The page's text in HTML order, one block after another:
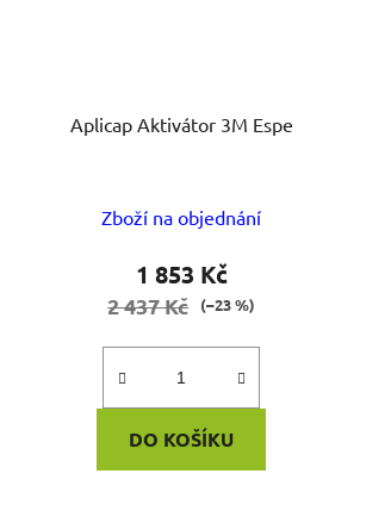
Aplicap Aktivátor 3M Espe
Zboží na objednání
1 853 Kč
2 437 Kč (–23 %)
DO KOŠÍKU